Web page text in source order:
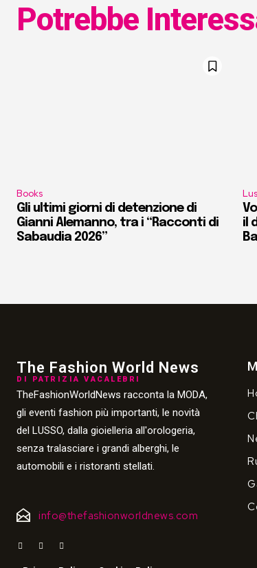
Potrebbe
Books
Gli ultimi giorni di detenzione di
Gianni Alemanno, tra i “Racconti di
Sabaudia 2026”
il
The Fashion World News
DI PATRIZIA VACALEBRI
TheFashionWorldNews racconta la MODA,
gli eventi fashion più importanti, le novità
del LUSSO, dalla gioielleria all'orologeria,
senza tralasciare i grandi alberghi, le
automobili e i ristoranti stellati.
info@thefashionworldnews.com